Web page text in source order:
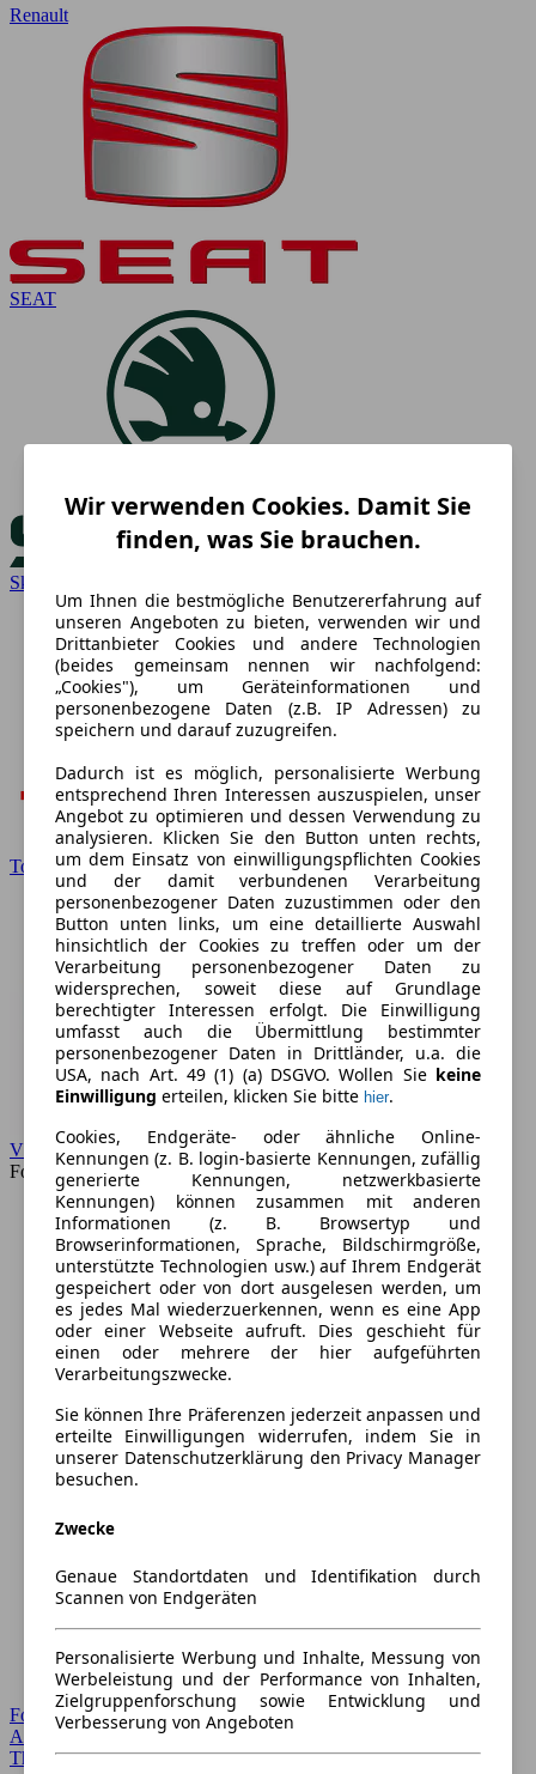
Renault
SEAT
Skoda
Toyota
VW
Forum
Forum Startseite
Alle Auto-Foren
Themen-Forum
Wir verwenden Cookies. Damit Sie
finden, was Sie brauchen.
Um Ihnen die bestmögliche Benutzererfahrung auf
unseren Angeboten zu bieten, verwenden wir und
Drittanbieter Cookies und andere Technologien
(beides gemeinsam nennen wir nachfolgend:
„Cookies"), um Geräteinformationen und
personenbezogene Daten (z.B. IP Adressen) zu
speichern und darauf zuzugreifen.
Dadurch ist es möglich, personalisierte Werbung
entsprechend Ihren Interessen auszuspielen, unser
Angebot zu optimieren und dessen Verwendung zu
analysieren. Klicken Sie den Button unten rechts,
um dem Einsatz von einwilligungspflichten Cookies
und der damit verbundenen Verarbeitung
personenbezogener Daten zuzustimmen oder den
Button unten links, um eine detaillierte Auswahl
hinsichtlich der Cookies zu treffen oder um der
Verarbeitung personenbezogener Daten zu
widersprechen, soweit diese auf Grundlage
berechtigter Interessen erfolgt. Die Einwilligung
umfasst auch die Übermittlung bestimmter
personenbezogener Daten in Drittländer, u.a. die
USA, nach Art. 49 (1) (a) DSGVO. Wollen Sie keine
Einwilligung erteilen, klicken Sie bitte hier.
Cookies, Endgeräte- oder ähnliche Online-
Kennungen (z. B. login-basierte Kennungen, zufällig
generierte Kennungen, netzwerkbasierte
Kennungen) können zusammen mit anderen
Informationen (z. B. Browsertyp und
Browserinformationen, Sprache, Bildschirmgröße,
unterstützte Technologien usw.) auf Ihrem Endgerät
gespeichert oder von dort ausgelesen werden, um
es jedes Mal wiederzuerkennen, wenn es eine App
oder einer Webseite aufruft. Dies geschieht für
einen oder mehrere der hier aufgeführten
Verarbeitungszwecke.
Sie können Ihre Präferenzen jederzeit anpassen und
erteilte Einwilligungen widerrufen, indem Sie in
unserer Datenschutzerklärung den Privacy Manager
besuchen.
Zwecke
Genaue Standortdaten und Identifikation durch
Scannen von Endgeräten
Personalisierte Werbung und Inhalte, Messung von
Werbeleistung und der Performance von Inhalten,
Zielgruppenforschung sowie Entwicklung und
Verbesserung von Angeboten